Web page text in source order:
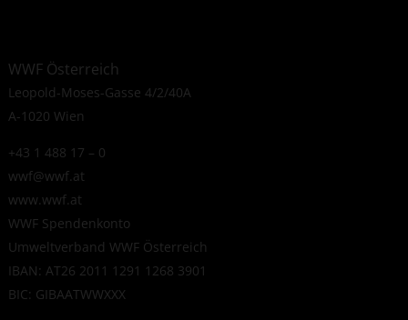
WWF Österreich
Leopold-Moses-Gasse 4/2/40A
A-1020 Wien
+43 1 488 17 – 0
wwf@wwf.at
www.wwf.at
WWF Spendenkonto
Umweltverband WWF Österreich
IBAN: AT26 2011 1291 1268 3901
BIC: GIBAATWWXXX